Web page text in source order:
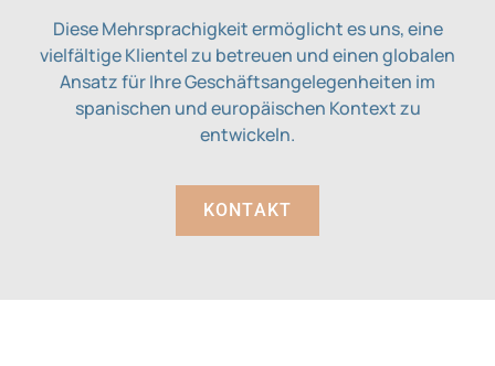
Diese Mehrsprachigkeit ermöglicht es uns, eine
vielfältige Klientel zu betreuen und einen globalen
Ansatz für Ihre Geschäftsangelegenheiten im
spanischen und europäischen Kontext zu
entwickeln.
KONTAKT